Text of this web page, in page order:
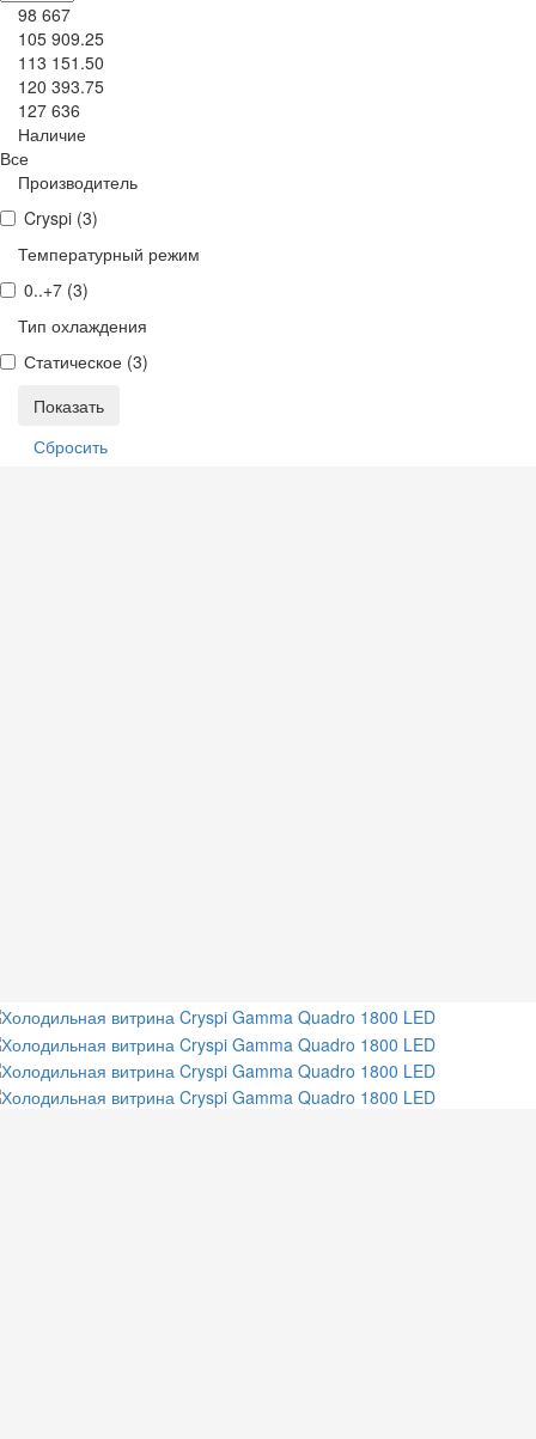
98 667
105 909.25
113 151.50
120 393.75
127 636
Наличие
Все
Производитель
Cryspi (3)
Температурный режим
0..+7 (3)
Тип охлаждения
Статическое (3)